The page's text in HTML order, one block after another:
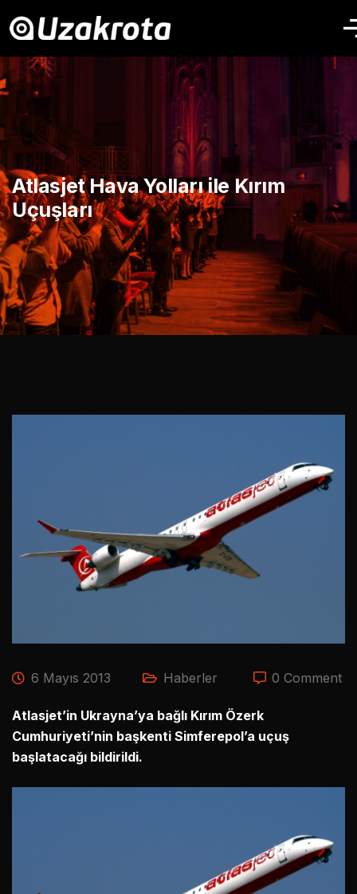
Atlasjet Hava Yolları ile Kırım
Uçuşları
6 Mayıs 2013 Haberler 0 Comment
Atlasjet’in Ukrayna’ya bağlı Kırım Özerk
Cumhuriyeti’nin başkenti Simferepol’a uçuş
başlatacağı bildirildi.